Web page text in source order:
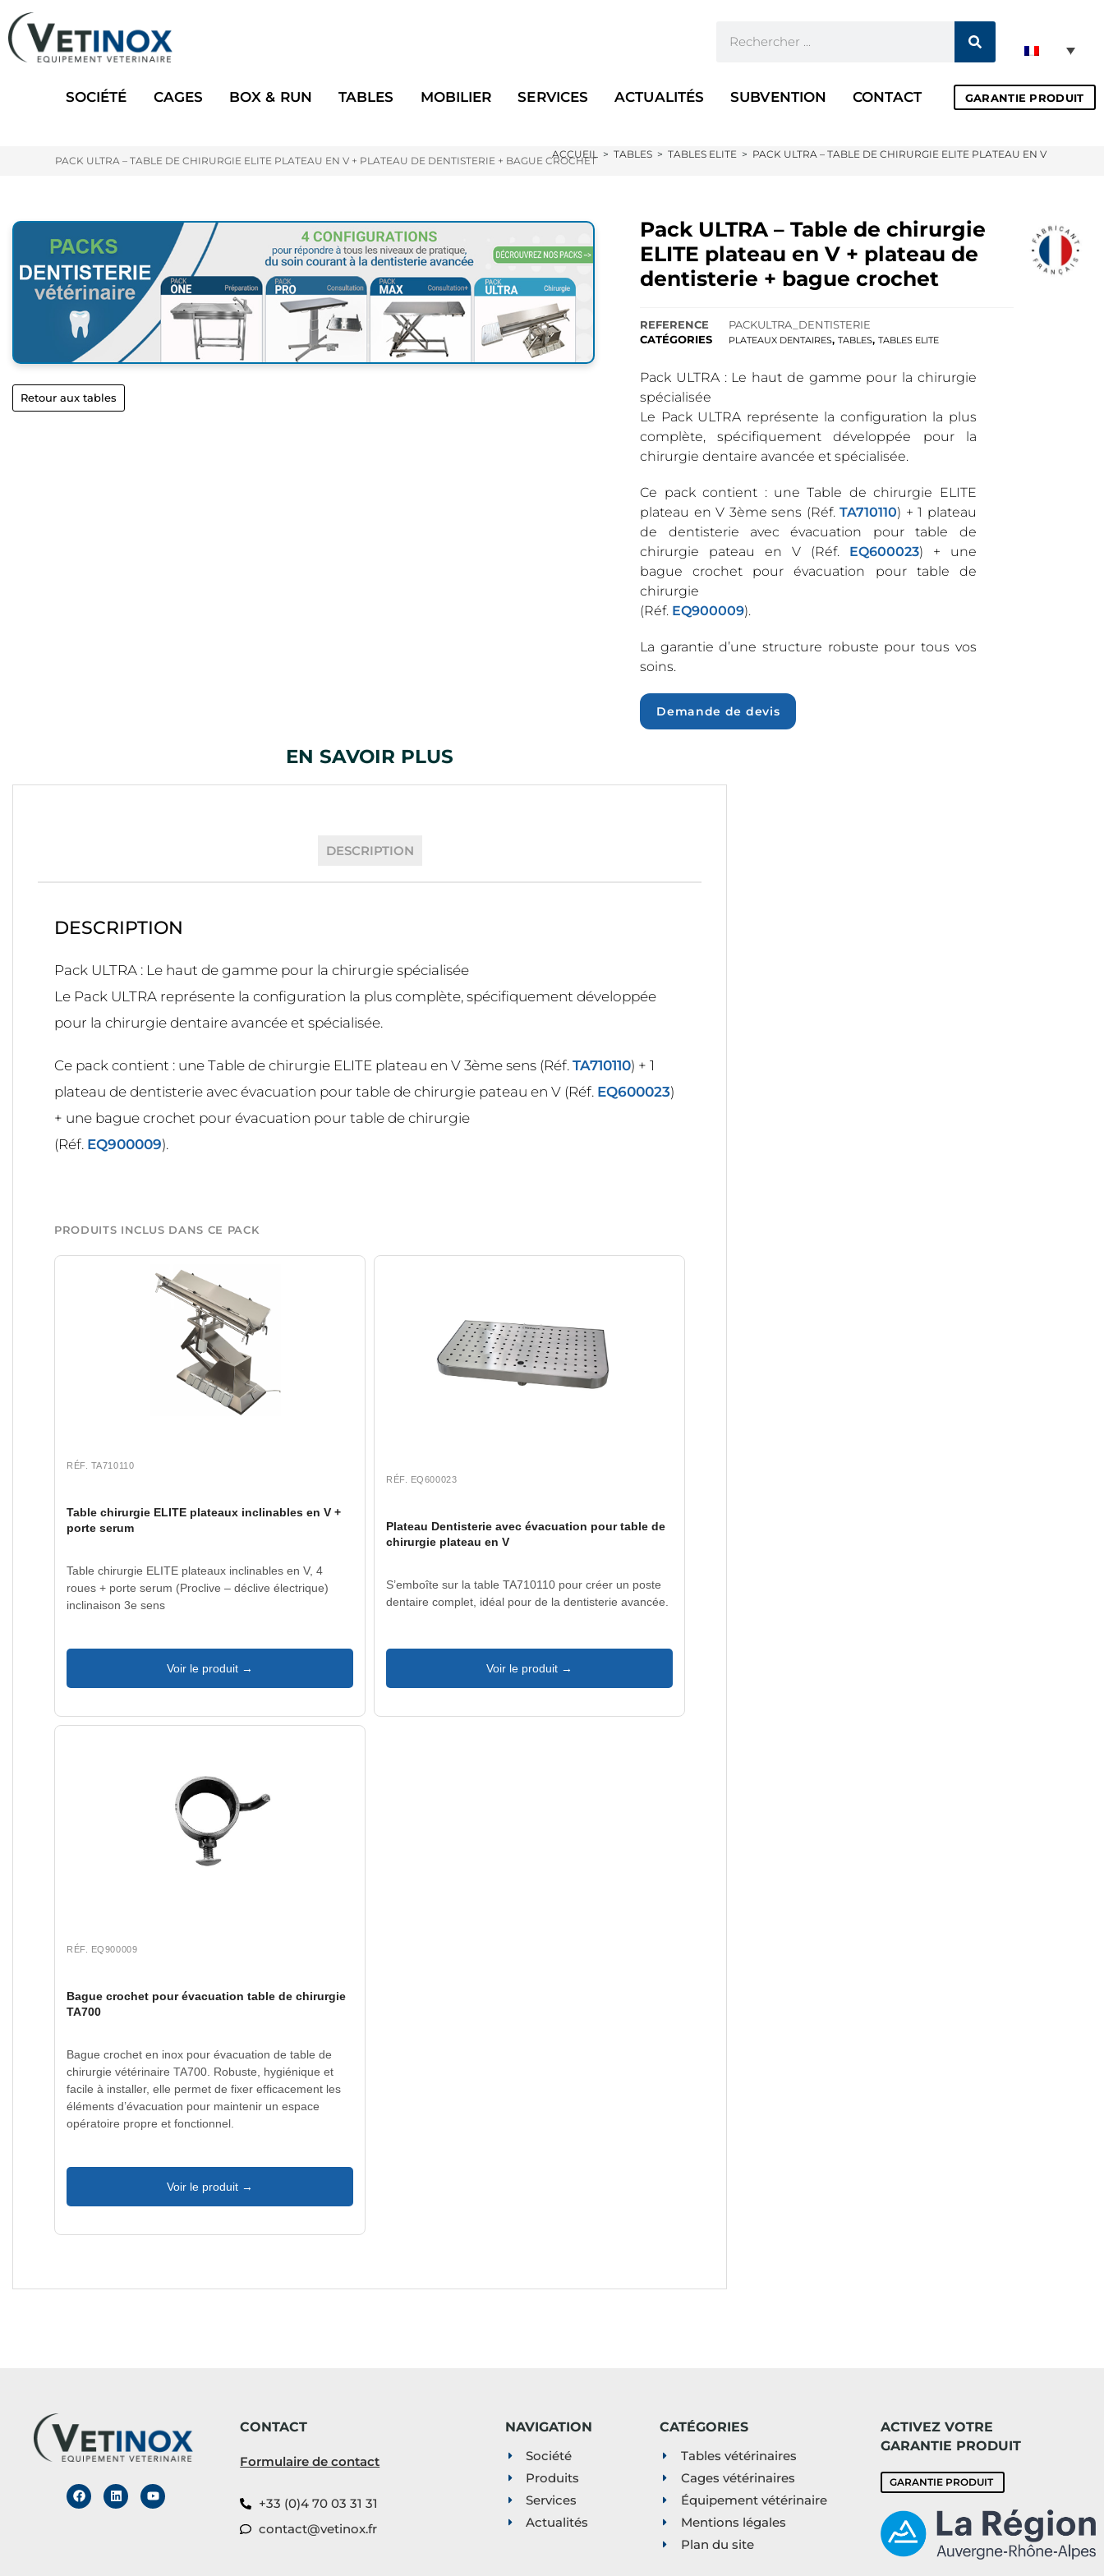
SOCIÉTÉ CAGES BOX & RUN TABLES MOBILIER SERVICES ACTUALITÉS SUBVENTION CONTACT GARANTIE PRODUIT
PACK ULTRA – TABLE DE CHIRURGIE ELITE PLATEAU EN V + PLATEAU DE DENTISTERIE + BAGUE CROCHET
ACCUEIL > TABLES > TABLES ELITE > PACK ULTRA – TABLE DE CHIRURGIE ELITE PLATEAU EN V +
Retour aux tables
Pack ULTRA – Table de chirurgie
ELITE plateau en V + plateau de
dentisterie + bague crochet
REFERENCE
PACKULTRA_DENTISTERIE
CATÉGORIES
PLATEAUX DENTAIRES,TABLES,TABLES ELITE
Pack ULTRA : Le haut de gamme pour la chirurgie
spécialisée
Le Pack ULTRA représente la configuration la plus
complète, spécifiquement développée pour la
chirurgie dentaire avancée et spécialisée.
Ce pack contient : une Table de chirurgie ELITE
plateau en V 3ème sens (Réf.TA710110) + 1 plateau
de dentisterie avec évacuation pour table de
chirurgie pateau en V (Réf. EQ600023) + une
bague crochet pour évacuation pour table de
chirurgie
(Réf. EQ900009).
La garantie d’une structure robuste pour tous vos
soins.
Demande de devis
EN SAVOIR PLUS
DESCRIPTION
DESCRIPTION
Pack ULTRA : Le haut de gamme pour la chirurgie spécialisée
Le Pack ULTRA représente la configuration la plus complète, spécifiquement développée
pour la chirurgie dentaire avancée et spécialisée.
Ce pack contient : une Table de chirurgie ELITE plateau en V 3ème sens (Réf. TA710110) + 1
plateau de dentisterie avec évacuation pour table de chirurgie pateau en V (Réf. EQ600023)
+ une bague crochet pour évacuation pour table de chirurgie
(Réf. EQ900009).
PRODUITS INCLUS DANS CE PACK
RÉF. TA710110
Table chirurgie ELITE plateaux inclinables en V +
porte serum
Table chirurgie ELITE plateaux inclinables en V, 4
roues + porte serum (Proclive – déclive électrique)
inclinaison 3e sens
Voir le produit →
RÉF. EQ600023
Plateau Dentisterie avec évacuation pour table de
chirurgie plateau en V
S’emboîte sur la table TA710110 pour créer un poste
dentaire complet, idéal pour de la dentisterie avancée.
Voir le produit →
RÉF. EQ900009
Bague crochet pour évacuation table de chirurgie
TA700
Bague crochet en inox pour évacuation de table de
chirurgie vétérinaire TA700. Robuste, hygiénique et
facile à installer, elle permet de fixer efficacement les
éléments d’évacuation pour maintenir un espace
opératoire propre et fonctionnel.
Voir le produit →
CONTACT
Formulaire de contact
+33 (0)4 70 03 31 31
contact@vetinox.fr
NAVIGATION
Société
Produits
Services
Actualités
CATÉGORIES
Tables vétérinaires
Cages vétérinaires
Équipement vétérinaire
Mentions légales
Plan du site
ACTIVEZ VOTRE
GARANTIE PRODUIT
GARANTIE PRODUIT